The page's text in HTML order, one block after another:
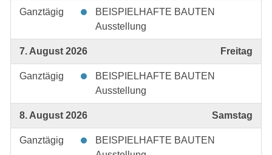
Ganztägig
BEISPIELHAFTE BAUTEN
Ausstellung
7. August 2026 Freitag
Ganztägig
BEISPIELHAFTE BAUTEN
Ausstellung
8. August 2026 Samstag
Ganztägig
BEISPIELHAFTE BAUTEN